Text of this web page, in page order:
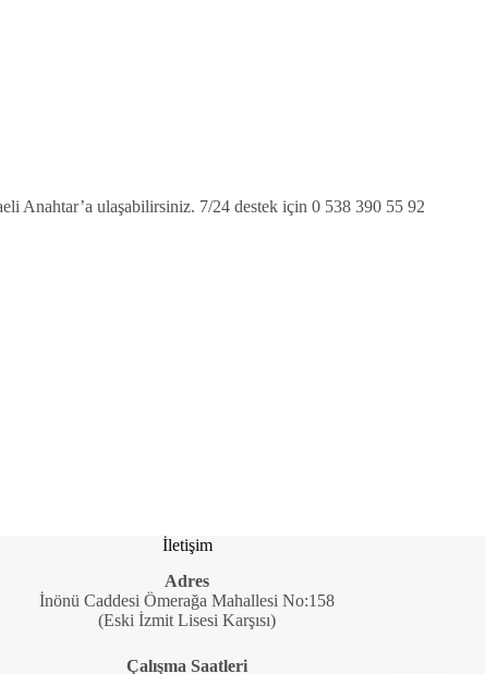
Anahtar’a ulaşabilirsiniz. 7/24 destek için 0 538 390 55 92
İletişim
Adres
İnönü Caddesi Ömerağa Mahallesi No:158
(Eski İzmit Lisesi Karşısı)
Çalışma Saatleri